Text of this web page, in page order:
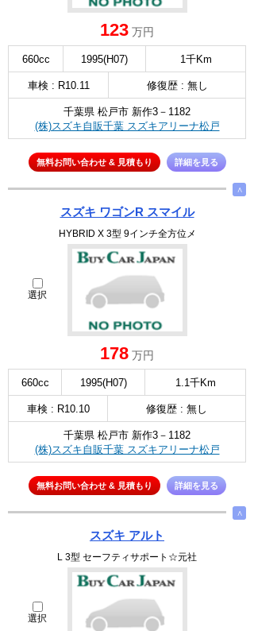
123 万円
660cc 1995(H07) 1千Km
車検 : R10.11 修復歴 : 無し
千葉県 松戸市 新作3－1182
(株)スズキ自販千葉 スズキアリーナ松戸
無料お問い合わせ & 見積もり 詳細を見る
∧
スズキ ワゴンR スマイル
HYBRID X 3型 9インチ全方位メ
選択
178 万円
660cc 1995(H07) 1.1千Km
車検 : R10.10 修復歴 : 無し
千葉県 松戸市 新作3－1182
(株)スズキ自販千葉 スズキアリーナ松戸
無料お問い合わせ & 見積もり 詳細を見る
∧
スズキ アルト
L 3型 セーフティサポート☆元社
選択